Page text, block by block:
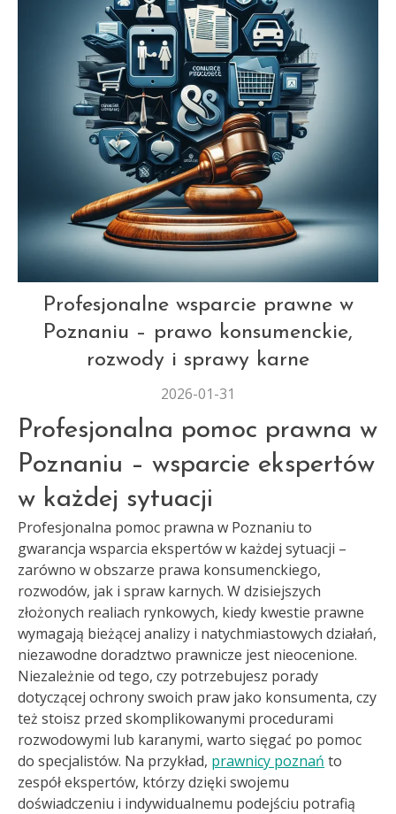
AUT
Profesjonalne wsparcie prawne w
Poznaniu – prawo konsumenckie,
rozwody i sprawy karne
2026-01-31
Profesjonalna pomoc prawna w
Poznaniu – wsparcie ekspertów
w każdej sytuacji
Profesjonalna pomoc prawna w Poznaniu to
gwarancja wsparcia ekspertów w każdej sytuacji –
zarówno w obszarze prawa konsumenckiego,
rozwodów, jak i spraw karnych. W dzisiejszych
złożonych realiach rynkowych, kiedy kwestie prawne
wymagają bieżącej analizy i natychmiastowych działań,
niezawodne doradztwo prawnicze jest nieocenione.
Niezależnie od tego, czy potrzebujesz porady
dotyczącej ochrony swoich praw jako konsumenta, czy
też stoisz przed skomplikowanymi procedurami
rozwodowymi lub karanymi, warto sięgać po pomoc
do specjalistów. Na przykład, prawnicy poznań to
zespół ekspertów, którzy dzięki swojemu
doświadczeniu i indywidualnemu podejściu potrafią